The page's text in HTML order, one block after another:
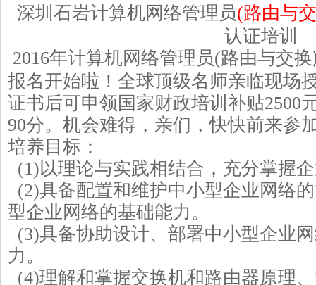
深圳石岩计算机网络管理员(路由与
认证培训
2016年计算机网络管理员(路由与交换
报名开始啦！ 全球顶级名师亲临现场
证书后可申领国家财政培训补贴2500
90分。机会难得，亲们，快快前来参
培养目标：
(1)以理论与实践相结合，充分掌握
(2)具备配置和维护中小型企业网络
型企业网络的基础能力。
(3)具备协助设计、部署中小型企业
力。
(4)理解和掌握交换机和路由器原理